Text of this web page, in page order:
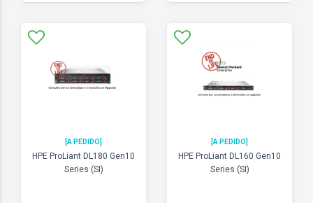
[A PEDIDO]
HPE ProLiant DL180 Gen10
Series (SI)
[A PEDIDO]
HPE ProLiant DL160 Gen10
Series (SI)